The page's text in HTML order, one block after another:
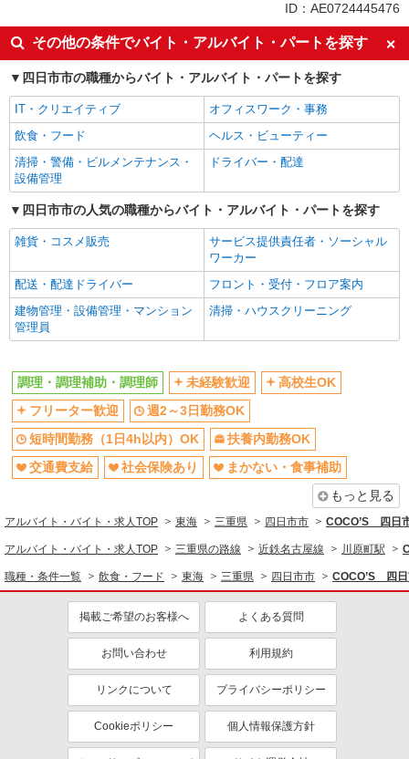
週2～3日勤務OK
短時間勤務（1日4h以内）OK
扶養内勤務OK
交通費支給
社会保険あり
まかない・食事補助
社員登用あり
ID：AE0724445476
その他の条件でバイト・アルバイト・パートを探す
四日市市の職種からバイト・アルバイト・パートを探す
IT・クリエイティブ
オフィスワーク・事務
飲食・フード
ヘルス・ビューティー
清掃・警備・ビルメンテナンス・
設備管理
ドライバー・配達
四日市市の人気の職種からバイト・アルバイト・パートを探す
雑貨・コスメ販売
サービス提供責任者・ソーシャル
ワーカー
配送・配達ドライバー
フロント・受付・フロア案内
建物管理・設備管理・マンション
管理員
清掃・ハウスクリーニング
調理・調理補助・調理師 未経験歓迎
高校生OK
フリーター歓迎
週2～3日勤務OK
短時間勤務（1日4h以内）OK
扶養内勤務OK
交通費支給
社会保険あり
まかない・食事補助
もっと見る
アルバイト・バイト・求人TOP 東海 三重県 四日市市 COCO’S 四日
アルバイト・バイト・求人TOP 三重県の路線 近鉄名古屋線 川原町駅
職種・条件一覧 飲食・フード 東海 三重県 四日市市 COCO’S 四日
掲載ご希望のお客様へ よくある質問
お問い合わせ 利用規約
リンクについて プライバシーポリシー
Cookieポリシー 個人情報保護方針